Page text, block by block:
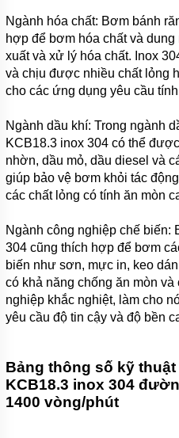
PHẢN
LỰC
ZIDONG
SERI ZN
MÁY BƠM
ĐẶT CHÌM
HYDROMAN
SERI TJQ
MÁY BƠM
ĐẶT CHÌM
HÚT BÙN
CÁT
SERI TSQ
MÁY BƠM
BÙN THỦY
LỰC
HYDROMAN
SERI THY
BÙN THỦY
LỰC
HYDROMAN
SERI TQSY
Ngành hóa chất: Bơm bánh
hợp để bơm hóa chất và
xuất và xử lý hóa chất. Inox
và chịu được nhiều chất lỏng
cho các ứng dụng yêu cầu
Ngành dầu khí: Trong ngành
KCB18.3 inox 304 có thể
nhờn, dầu mỏ, dầu diesel và
giúp bảo vệ bơm khỏi tác
các chất lỏng có tính ăn mòn
Ngành công nghiệp chế biến:
304 cũng thích hợp để bơm
biến như sơn, mực in, keo
có khả năng chống ăn mòn
nghiệp khắc nghiệt, làm cho
yêu cầu độ tin cậy và độ bền
Bảng thông số kỹ
KCB18.3 inox 304
1400 vòng/phút